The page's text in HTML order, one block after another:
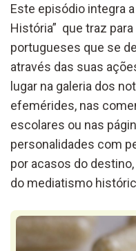
Este episódio integra
História” que traz
portugueses que se
através das suas
lugar na galeria dos
efemérides, nas
escolares ou nas
personalidades com
por acasos do
do mediatismo